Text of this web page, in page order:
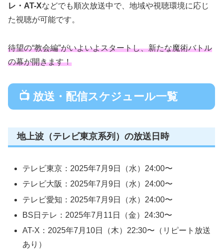
レ・AT-Xなどでも順次放送中で、地域や視聴環境に応じ
た視聴が可能です。
待望の“教会編”がいよいよスタートし、新たな魔術バトル
の幕が開きます！
📺 放送・配信スケジュール一覧
地上波（テレビ東京系列）の放送日時
テレビ東京：2025年7月9日（水）24:00〜
テレビ大阪：2025年7月9日（水）24:00〜
テレビ愛知：2025年7月9日（水）24:00〜
BS日テレ：2025年7月11日（金）24:30〜
AT-X：2025年7月10日（木）22:30〜（リピート放送
あり）